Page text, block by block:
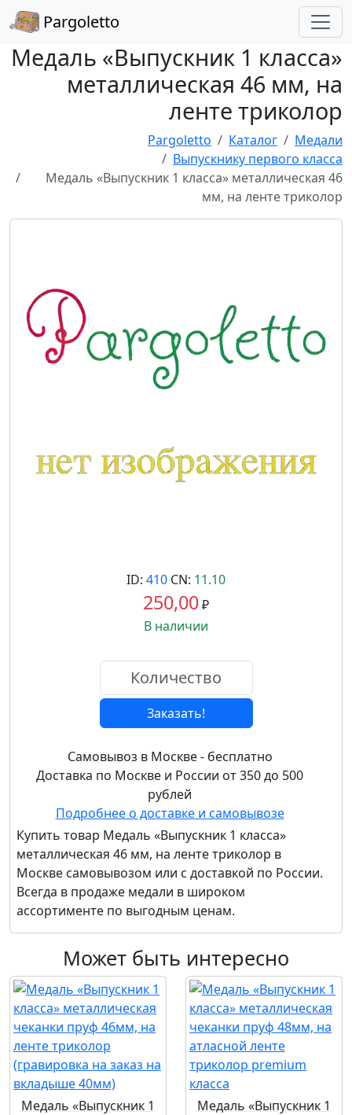
Pargoletto
Медаль «Выпускник 1 класса»
металлическая 46 мм, на
ленте триколор
Pargoletto Каталог
Медали
Выпускнику первого класса
Медаль «Выпускник 1 класса» металлическая 46
мм, на ленте триколор
ID: 410 CN: 11.10
250,00₽
В наличии
Заказать!
Самовывоз в Москве - бесплатно
Доставка по Москве и России от 350 до 500
рублей
Подробнее о доставке и самовывозе
Купить товар Медаль «Выпускник 1 класса»
металлическая 46 мм, на ленте триколор в
Москве самовывозом или с доставкой по России.
Всегда в продаже медали в широком
ассортименте по выгодным ценам.
Может быть интересно
Медаль «Выпускник 1
Медаль «Выпускник 1